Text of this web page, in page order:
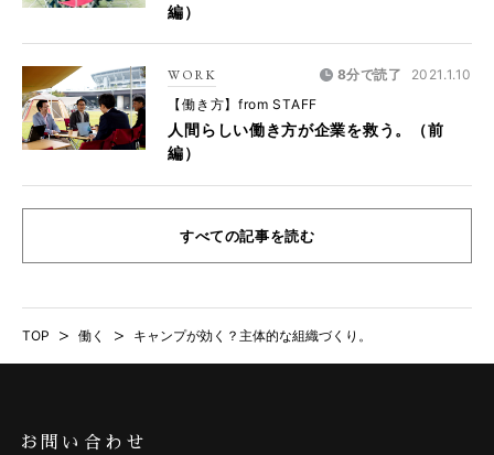
編）
WORK 8分で読了
2021.1.10
【働き方】from STAFF
人間らしい働き方が企業を救う。（前
編）
すべての記事を読む
TOP > 働く > キャンプが効く？主体的な組織づくり。
お問い合わせ